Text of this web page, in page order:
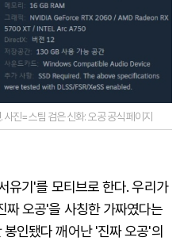
진=스팀 검은 신화: 오공 공식 페이지
유기'를 모티브로 한다. 우리가
짜 오공'을 사칭한 가짜였다는
인됐다 깨어난 '진짜 오공'의